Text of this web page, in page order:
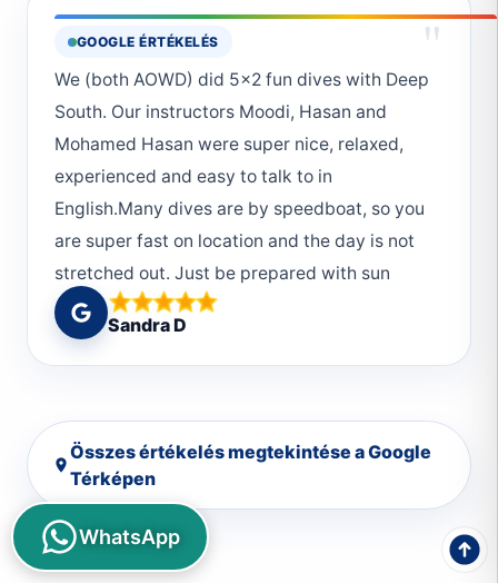
GOOGLE ÉRTÉKELÉS "
We (both AOWD) did 5x2 fun dives with Deep
South. Our instructors Moodi, Hasan and
Mohamed Hasan were super nice, relaxed,
experienced and easy to talk to in
English.Many dives are by speedboat, so you
are super fast on location and the day is not
stretched out. Just be prepared with sun
protection (hat, bandana, sunscreen etc) and
always take your snorkel along, because they
stop also for dolphins ❤️The break inbetween
available (if close by to a big boat you can go
there).You will prepare and clean (when at
base) your eqipememt yourselves, but there
are always friendly helpers around who will
Sandra D
Összes értékelés megtekintése a Google
Térképen
WhatsApp